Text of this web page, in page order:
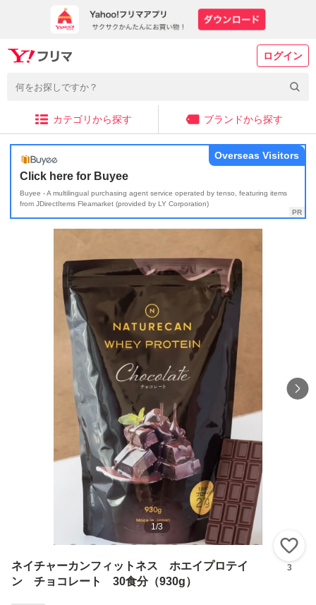
ログイン
カテゴリから探す ブランドから探す
Click here for Buyee
Buyee - A multilingual purchasing agent service operated by tenso, featuring items
from JDirectItems Fleamarket (provided by LY Corporation)
Overseas Visitors
1/3
ネイチャーカンフィットネス ホエイプロテイ
ン チョコレート 30食分（930g）
3